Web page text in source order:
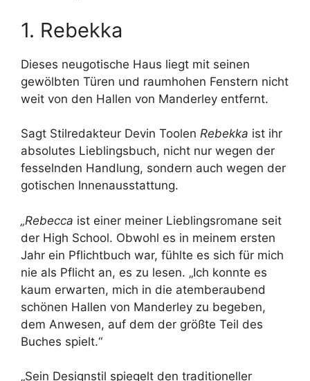
1. Rebekka
Dieses neugotische Haus liegt mit seinen
gewölbten Türen und raumhohen Fenstern nicht
weit von den Hallen von Manderley entfernt.
Sagt Stilredakteur Devin Toolen Rebekka ist ihr
absolutes Lieblingsbuch, nicht nur wegen der
fesselnden Handlung, sondern auch wegen der
gotischen Innenausstattung.
„Rebecca ist einer meiner Lieblingsromane seit
der High School. Obwohl es in meinem ersten
Jahr ein Pflichtbuch war, fühlte es sich für mich
nie als Pflicht an, es zu lesen. „Ich konnte es
kaum erwarten, mich in die atemberaubend
schönen Hallen von Manderley zu begeben,
dem Anwesen, auf dem der größte Teil des
Buches spielt.“
„Sein Designstil spiegelt den traditioneller